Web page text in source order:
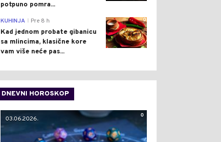
potpuno pomra...
0
KUHINJA Pre 8 h
Kad jednom probate gibanicu
sa mlincima, klasične kore
vam više neće pas...
DNEVNI HOROSKOP
0
03.06.2026.